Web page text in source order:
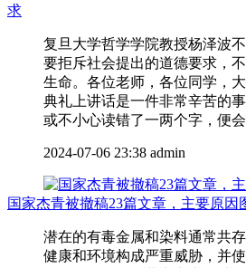
求
复旦大学哲学学院教授杨泽波
要拒斥社会提出的道德要求，
生命。各位老师，各位同学，
典礼上讲话是一件非常辛苦的
或不小心读错了一两个字，便
2024-07-06 23:38 admin
国家杰青被撤稿23篇文章，主要原因
潜在的有毒金属和染料通常共
健康和环境构成严重威胁，并